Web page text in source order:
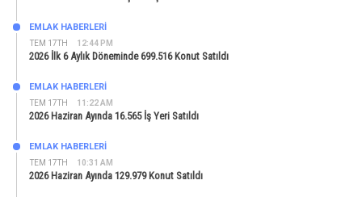
TEM 17TH 12:44 PM
EMLAK HABERLERI
2026 İlk 6 Aylık Döneminde 699.516 Konut Satıldı
TEM 17TH 11:22 AM
EMLAK HABERLERI
2026 Haziran Ayında 16.565 İş Yeri Satıldı
TEM 17TH 10:31 AM
EMLAK HABERLERI
2026 Haziran Ayında 129.979 Konut Satıldı